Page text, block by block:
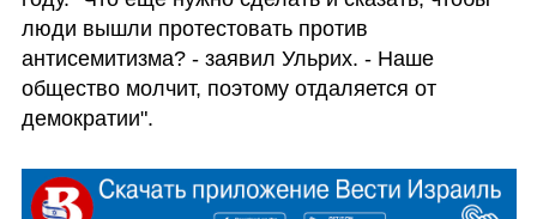
люди вышли протестовать против
антисемитизма? - заявил Ульрих. - Наше
общество молчит, поэтому отдаляется от
демократии".